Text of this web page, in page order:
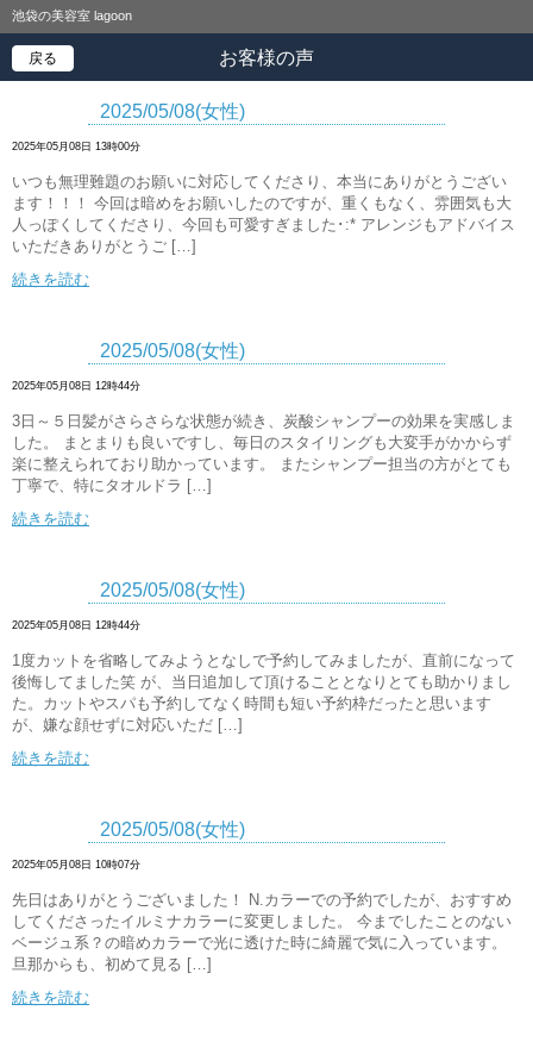
池袋の美容室 lagoon
お客様の声
戻る
2025/05/08(女性)
2025年05月08日 13時00分
いつも無理難題のお願いに対応してくださり、本当にありがとうござい
ます！！！ 今回は暗めをお願いしたのですが、重くもなく、雰囲気も大
人っぽくしてくださり、今回も可愛すぎました･:* アレンジもアドバイス
いただきありがとうご […]
続きを読む
2025/05/08(女性)
2025年05月08日 12時44分
3日～５日髪がさらさらな状態が続き、炭酸シャンプーの効果を実感しま
した。 まとまりも良いですし、毎日のスタイリングも大変手がかからず
楽に整えられており助かっています。 またシャンプー担当の方がとても
丁寧で、特にタオルドラ […]
続きを読む
2025/05/08(女性)
2025年05月08日 12時44分
1度カットを省略してみようとなしで予約してみましたが、直前になって
後悔してました笑 が、当日追加して頂けることとなりとても助かりまし
た。カットやスパも予約してなく時間も短い予約枠だったと思います
が、嫌な顔せずに対応いただ […]
続きを読む
2025/05/08(女性)
2025年05月08日 10時07分
先日はありがとうございました！ N.カラーでの予約でしたが、おすすめ
してくださったイルミナカラーに変更しました。 今までしたことのない
ベージュ系？の暗めカラーで光に透けた時に綺麗で気に入っています。
旦那からも、初めて見る […]
続きを読む